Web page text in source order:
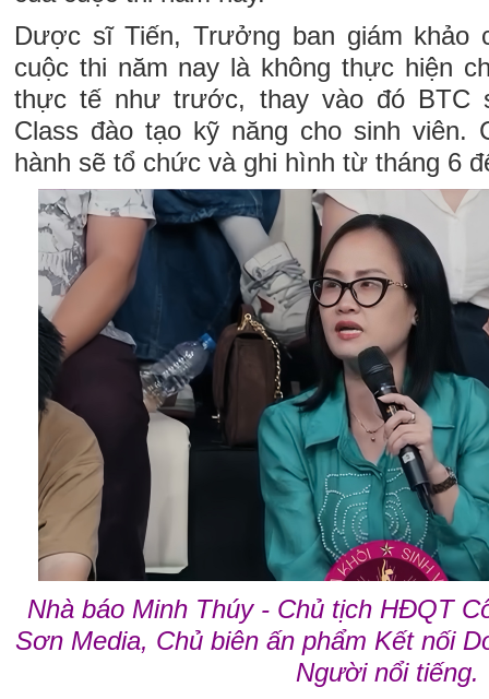
Dược sĩ Tiến, Trưởng ban giám khảo
cuộc thi năm nay là không thực hiện
thực tế như trước, thay vào đó BTC
Class đào tạo kỹ năng cho sinh viên.
hành sẽ tổ chức và ghi hình từ tháng 6
Nhà báo Minh Thúy - Chủ tịch HĐQT
Sơn Media, Chủ biên ấn phẩm Kết nối
Người nổi tiếng.